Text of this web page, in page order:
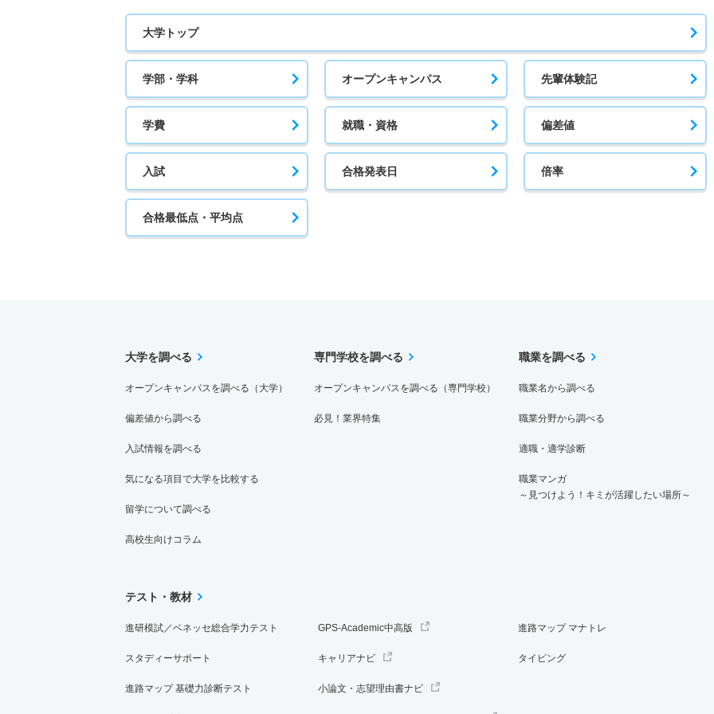
大学トップ
学部・学科 オープンキャンパス 先輩体験記
学費 就職・資格 偏差値
入試 合格発表日 倍率
合格最低点・平均点
大学を調べる
オープンキャンパスを調べる（大学）
偏差値から調べる
入試情報を調べる
気になる項目で大学を比較する
留学について調べる
高校生向けコラム
専門学校を調べる
オープンキャンパスを調べる（専門学校）
必見！業界特集
職業を調べる
職業名から調べる
職業分野から調べる
適職・適学診断
職業マンガ
～見つけよう！キミが活躍したい場所～
テスト・教材
進研模試／ベネッセ総合学力テスト
スタディーサポート
進路マップ 基礎力診断テスト
GPS-Academic中高版
キャリアナビ
小論文・志望理由書ナビ
進路マップ マナトレ
タイピング